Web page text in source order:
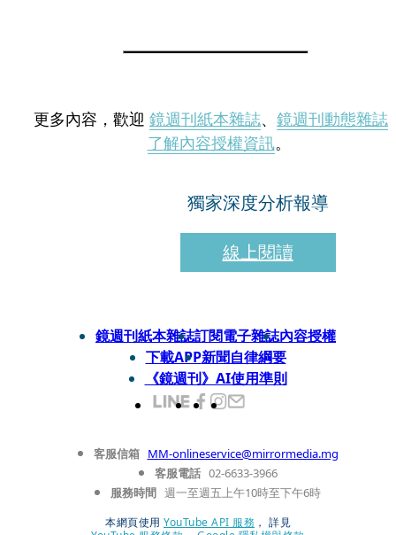
更多內容，歡迎 鏡週刊紙本雜誌、 鏡週刊動態雜誌
了解內容授權資訊。
獨家深度分析報導
線上閱讀
鏡週刊紙本雜誌訂閱電子雜誌內容授權
下載APP新聞自律綱要
《鏡週刊》AI使用準則
客服信箱 MM-onlineservice@mirrormedia.mg
客服電話 02-6633-3966
服務時間 週一至週五上午10時至下午6時
本網頁使用 YouTube API 服務 ， 詳見